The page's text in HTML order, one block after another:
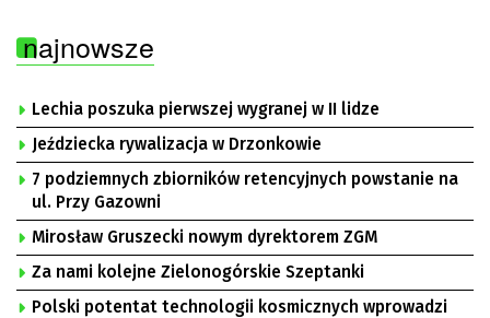
najnowsze
Lechia poszuka pierwszej wygranej w II lidze
Jeździecka rywalizacja w Drzonkowie
7 podziemnych zbiorników retencyjnych powstanie na
ul. Przy Gazowni
Mirosław Gruszecki nowym dyrektorem ZGM
Za nami kolejne Zielonogórskie Szeptanki
Polski potentat technologii kosmicznych wprowadzi